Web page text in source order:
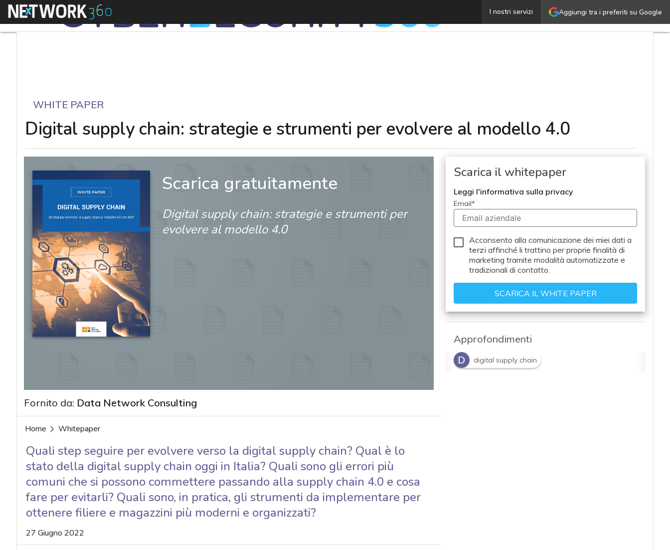
Aggiungi tra i preferiti su Google
I nostri servizi
Menu Digital supply chain: strategie e strumenti per
WHITE PAPER
Digital supply chain: strategie e strumenti per evolvere al modello 4.0
Scarica gratuitamente
Digital supply chain: strategie e strumenti per
evolvere al modello 4.0
Fornito da: Data Network Consulting
Home Whitepaper
Quali step seguire per evolvere verso la digital supply chain? Qual è lo
stato della digital supply chain oggi in Italia? Quali sono gli errori più
comuni che si possono commettere passando alla supply chain 4.0 e cosa
fare per evitarli? Quali sono, in pratica, gli strumenti da implementare per
ottenere filiere e magazzini più moderni e organizzati?
27 Giugno 2022
Scarica il whitepaper
Leggi l'informativa sulla privacy
Email*
Acconsento alla comunicazione dei miei dati a
terzi affinché li trattino per proprie finalità di
marketing tramite modalità automatizzate e
tradizionali di contatto.
Approfondimenti
D
digital supply chain